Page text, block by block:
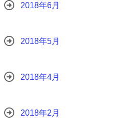
2018年6月
2018年5月
2018年4月
2018年2月